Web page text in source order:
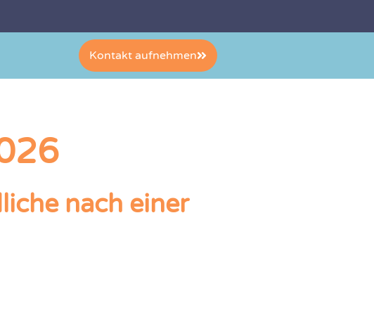
Kontakt aufnehmen
nach einer